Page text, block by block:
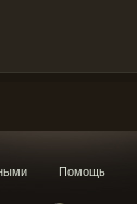
Помощь